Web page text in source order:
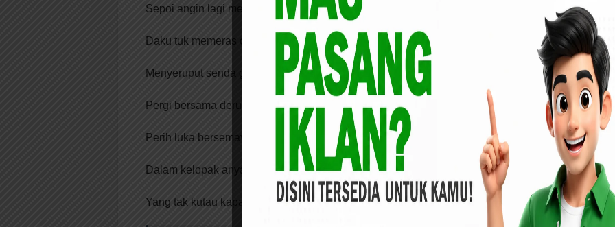
Sepoi angin lagi menarik
Daku tuk memeras otakku
Menyeruput senda gurau yang sempat
Pergi bersama deru angin.
Perih luka bersemayam durjana
Dalam kelopak anyaman duka
Yang tak kutau kapan rimbanya .